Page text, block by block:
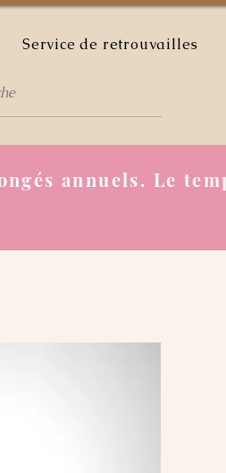
Service de retrouvailles
annuels. Le